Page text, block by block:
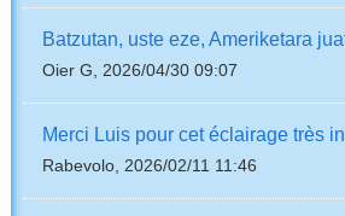
Batzutan, uste eze, Ameriketara
Oier G, 2026/04/30 09:07
Merci Luis pour cet éclairage très
Rabevolo, 2026/02/11 11:46